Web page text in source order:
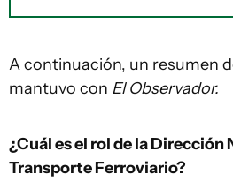
A continuación, un resumen
mantuvo con El Observador.
¿Cuál es el rol de la Dirección
Transporte Ferroviario?